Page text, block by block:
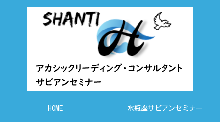
HOME 水瓶座サビアンセミナー